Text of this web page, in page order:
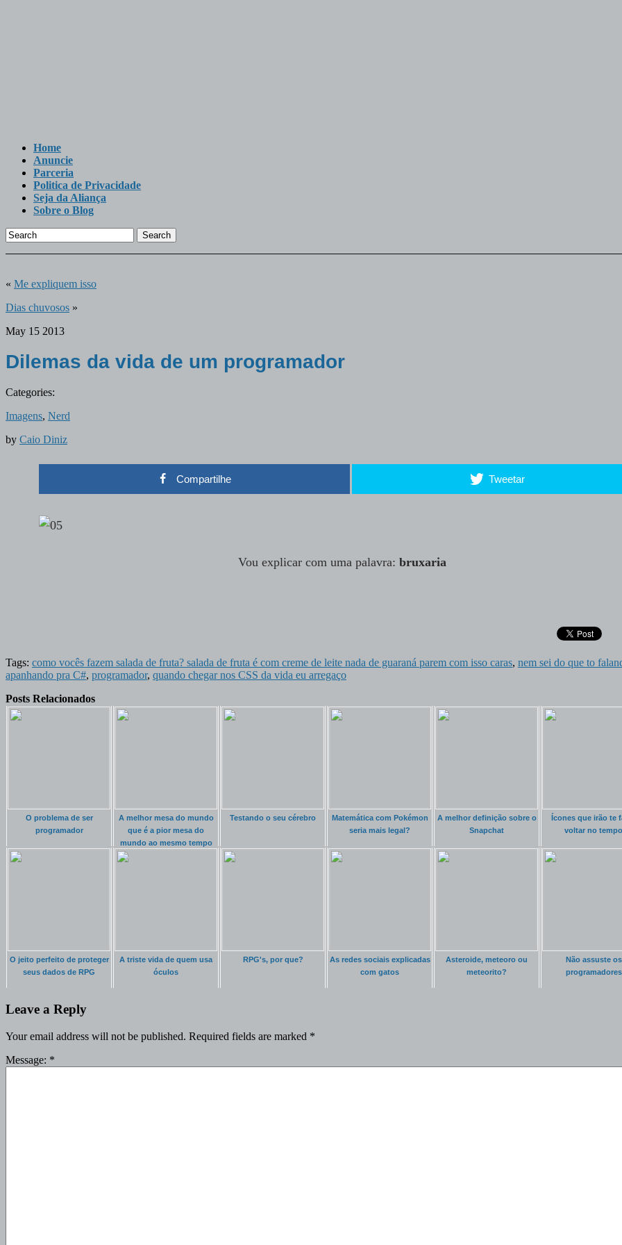
Home
Anuncie
Parceria
Politica de Privacidade
Seja da Aliança
Sobre o Blog
Search
« Me expliquem isso
Dias chuvosos »
May 15 2013
Dilemas da vida de um programador
Categories:
Imagens, Nerd
by Caio Diniz
Compartilhe Tweetar
Vou explicar com uma palavra: bruxaria
Tags: como vocês fazem salada de fruta? salada de fruta é com creme de leite nada de guaraná parem com isso caras, nem sei do que to
apanhando pra C#, programador, quando chegar nos CSS da vida eu arregaço
Posts Relacionados
O problema de ser
programador
A melhor mesa do mundo
que é a pior mesa do
mundo ao mesmo tempo
Testando o seu cérebro
Matemática com Pokémon
seria mais legal?
A melhor definição sobre o
Snapchat
Ícones que irão te
voltar no tempo
O jeito perfeito de proteger
seus dados de RPG
A triste vida de quem usa
óculos
RPG's, por que?
As redes sociais explicadas
com gatos
Asteroide, meteoro ou
meteorito?
Não assuste os
programadores
Leave a Reply
Your email address will not be published. Required fields are marked *
Message: *